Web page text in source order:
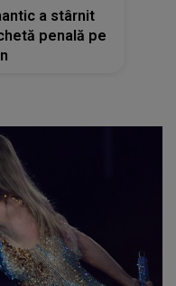
a stârnit
penală pe